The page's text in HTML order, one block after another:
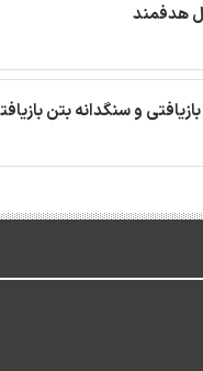
هدفمند
و سنگدانه بتن